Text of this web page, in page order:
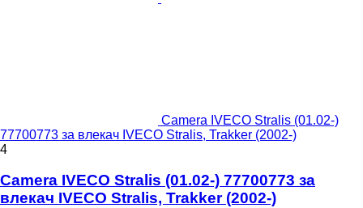
Camera IVECO Stralis (01.02-)
77700773 за влекач IVECO Stralis, Trakker (2002-)
4
Camera IVECO Stralis (01.02-) 77700773 за
влекач IVECO Stralis, Trakker (2002-)